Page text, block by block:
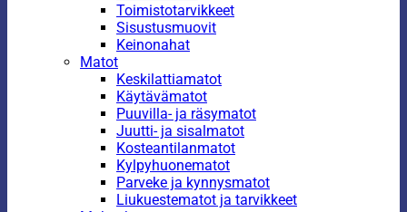
Toimistotarvikkeet
Sisustusmuovit
Keinonahat
Matot
Keskilattiamatot
Käytävämatot
Puuvilla- ja räsymatot
Juutti- ja sisalmatot
Kosteantilanmatot
Kylpyhuonematot
Parveke ja kynnysmatot
Liukuestematot ja tarvikkeet